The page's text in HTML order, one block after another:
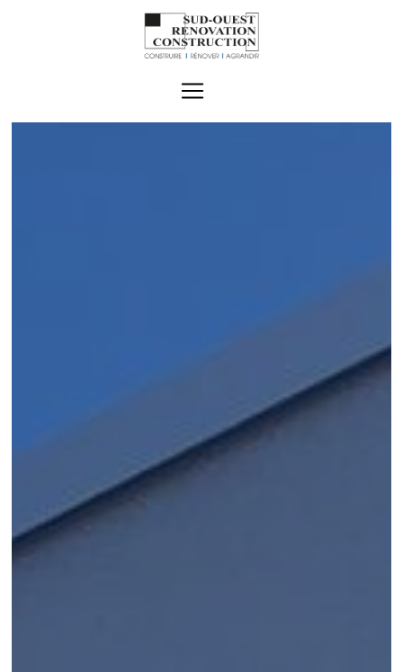
Panneau de gestion des cookies